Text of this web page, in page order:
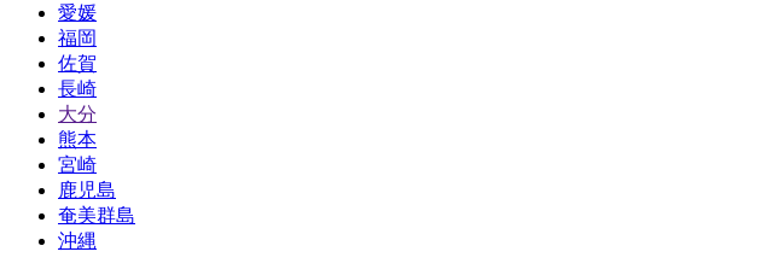
愛媛
福岡
佐賀
長崎
大分
熊本
宮崎
鹿児島
奄美群島
沖縄